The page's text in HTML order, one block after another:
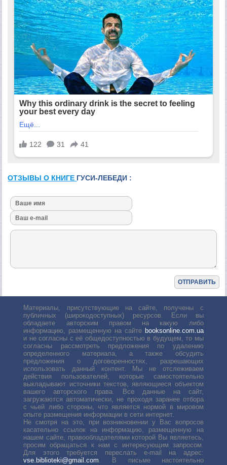
ОТЗЫВЫ О КНИГЕ ГУСИ-ЛЕБЕДИ :
Материалы, присутствующие на сайте, получены с
публичных (широкодоступных) ресурсов. Если вы
обладаете авторским правом на какую либо
информацию, размещенную на сайте booksonline.com.ua
и не согласны с её общедоступностью в будущем, то мы
согласны рассмотреть предложения по удалению
определенного материала, а также обсудить
предложения о договоренностях, разрешающих
использовать данный контент. Мы не отслеживаем
действия пользователей, которые самостоятельно
выкладывают источники текстов, являющиеся объектом
вашего авторского права. Все данные на сайт,
загружаются автоматически, не проходя заранее отбора
с чьей либо стороны, что является нормой в мировом
опыте размещения информации в сети интернет.
Не смотря на это, при возникновении у Вас вопросов
касательно ссылок на информацию, размещенную на
нашем сайте, правообладателями которой Вы являетесь,
просим обращаться к нам с интересующим запросом.
Для этого требуется переслать е-mail на адрес:
vse.biblioteki@gmail.com. В письме настоятельно